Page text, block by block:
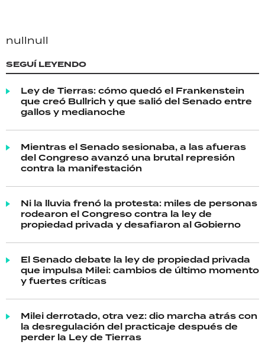
nullnull
SEGUÍ LEYENDO
Ley de Tierras: cómo quedó el Frankenstein
que creó Bullrich y que salió del Senado entre
gallos y medianoche
Mientras el Senado sesionaba, a las afueras
del Congreso avanzó una brutal represión
contra la manifestación
Ni la lluvia frenó la protesta: miles de personas
rodearon el Congreso contra la ley de
propiedad privada y desafiaron al Gobierno
El Senado debate la ley de propiedad privada
que impulsa Milei: cambios de último momento
y fuertes críticas
Milei derrotado, otra vez: dio marcha atrás con
la desregulación del practicaje después de
perder la Ley de Tierras